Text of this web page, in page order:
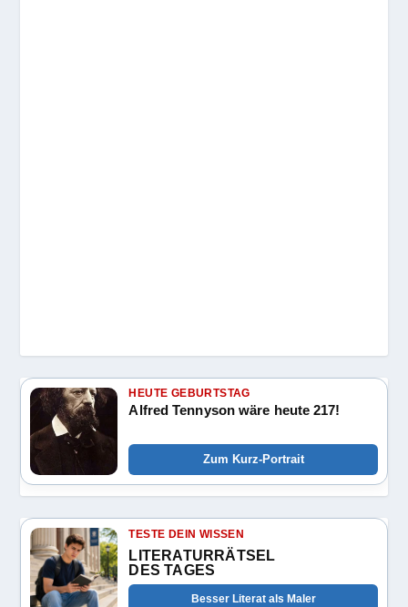
HEUTE GEBURTSTAG
Alfred Tennyson wäre heute 217!
Zum Kurz-Portrait
TESTE DEIN WISSEN
LITERATURRÄTSEL
DES TAGES
Besser Literat als Maler